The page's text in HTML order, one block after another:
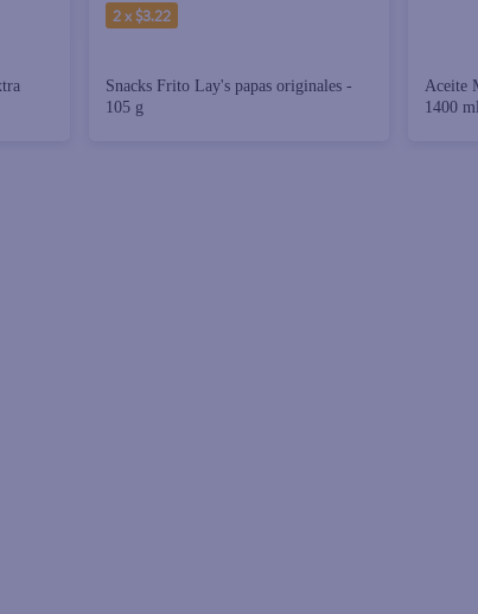
2 x $3.22
Snacks Frito Lay's papas originales -
105 g
Aceite
1400 ml